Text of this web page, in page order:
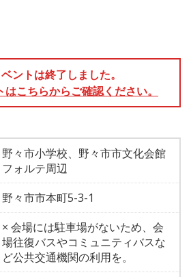
ントは終了しました。
こちらからご確認ください。
野々市小学校、野々市市文化会館
フォルテ周辺
野々市市本町5-3-1
× 会場には駐車場がないため、会
場往復バスやコミュニティバスな
ど公共交通機関の利用を。